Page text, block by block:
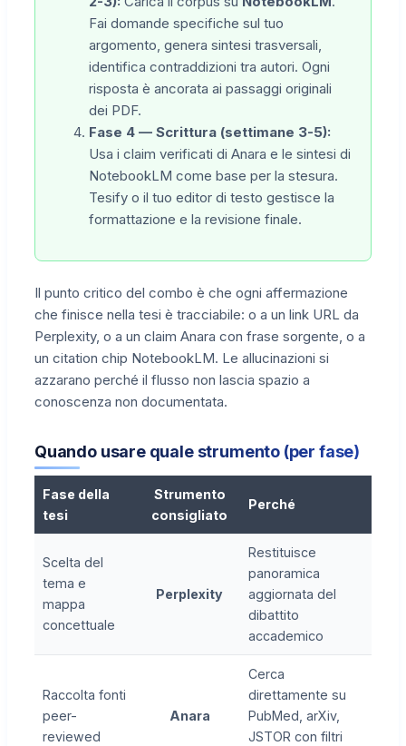
Fai domande specifiche sul tuo
argomento, genera sintesi trasversali,
identifica contraddizioni tra autori. Ogni
risposta è ancorata ai passaggi originali
dei PDF.
Fase 4 — Scrittura (settimane 3-5):
Usa i claim verificati di Anara e le sintesi di
NotebookLM come base per la stesura.
Tesify o il tuo editor di testo gestisce la
formattazione e la revisione finale.
Il punto critico del combo è che ogni affermazione
che finisce nella tesi è tracciabile: o a un link URL da
Perplexity, o a un claim Anara con frase sorgente, o a
un citation chip NotebookLM. Le allucinazioni si
azzarano perché il flusso non lascia spazio a
conoscenza non documentata.
Quando usare quale strumento (per fase)
Fase della
tesi
Strumento
consigliato
Perché
Scelta del
tema e
mappa
concettuale
Perplexity
Restituisce
panoramica
aggiornata del
dibattito
accademico
Raccolta fonti
peer-
reviewed
Anara
Cerca
direttamente su
PubMed, arXiv,
JSTOR con filtri